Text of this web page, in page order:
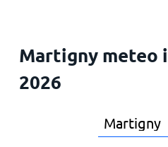
Martigny meteo
2026